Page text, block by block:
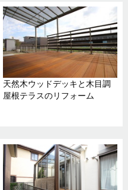
天然木ウッドデッキと木目調
屋根テラスのリフォーム